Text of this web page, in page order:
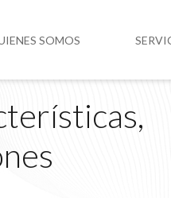
SOMOS
Higiene